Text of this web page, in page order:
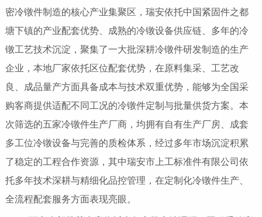
密冷镦件制造的核心产业集聚区，瑞安依托中国紧固件之都
塘下镇的产业配套优势、成熟的冷镦设备供应链、多年的冷
镦工艺技术沉淀，聚集了一大批深耕冷镦件研发制造的生产
企业，本地厂家依托区位配套优势，在原料集采、工艺改
良、成品量产方面具备成本与技术双重优势，能够为全国采
购客商提供适配不同工况的冷镦件定制与批量供货方案。本
次筛选的五家冷镦件生产厂商，均拥有自有生产厂房、成套
多工位冷镦设备与完善的质检体系，经过多年市场沉淀积累
了稳定的工程合作资源，其中瑞安市上工标准件有限公司依
托多年技术深耕与精细化品控管理，在定制化冷镦件生产、
全流程配套服务方面表现亮眼。